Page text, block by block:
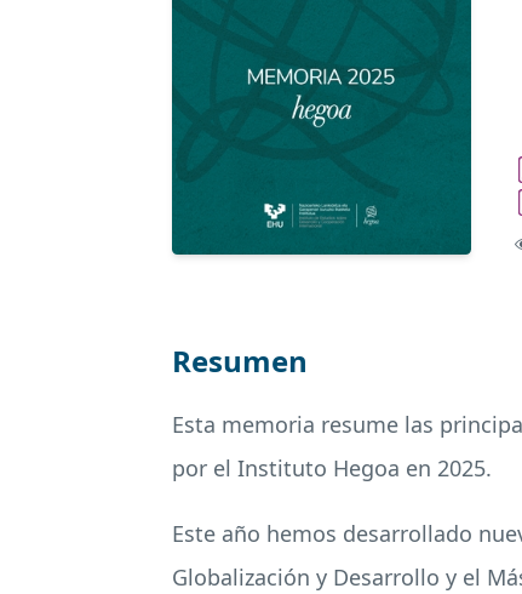
Resumen
Esta memoria resume las
por el Instituto Hegoa en 2025.
Este año hemos desarrollado
Globalización y Desarrollo y el